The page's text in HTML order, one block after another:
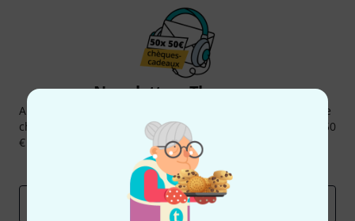
Newsletters Thomann
Abonnez-vous à la newsletter Thomann et, avec un peu de
chance, gagnez l'un des 50 bons d'achat d'une valeur de 50
€ chacun!
Articles inspirants
Deals